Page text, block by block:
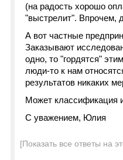
(на радость хорошо
"выстрелит". Впрочем,
А вот частные
Заказывают
одно, то "гордятся"
люди-то к нам
результатов никаких
Может классификация
С уважением, Юлия
[Показать все ответы на